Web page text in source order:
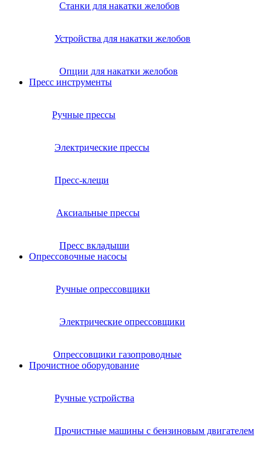
Станки для накатки желобов
Устройства для накатки желобов
Опции для накатки желобов
Пресс инструменты
Ручные прессы
Электрические прессы
Пресс-клещи
Аксиальные прессы
Пресс вкладыши
Опрессовочные насосы
Ручные опрессовщики
Электрические опрессовщики
Опрессовщики газопроводные
Прочистное оборудование
Ручные устройства
Прочистные машины с бензиновым двигателем